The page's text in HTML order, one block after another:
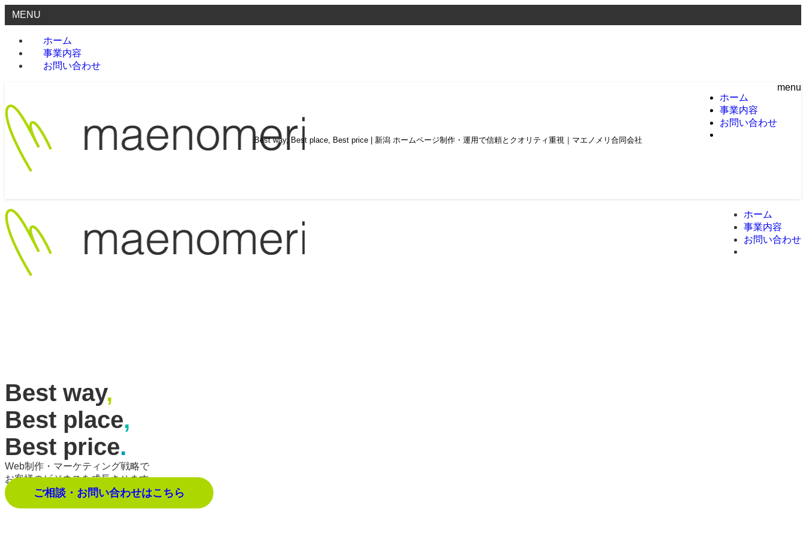
MENU
ホーム
事業内容
お問い合わせ
Best way, Best place, Best price | 新潟 ホームページ制作・運用で信頼とクオリティ重視｜マエノメリ合同会社
ホーム
事業内容
お問い合わせ
menu
ホーム
事業内容
お問い合わせ
Best way,
Best place,
Best price.
Web制作・マーケティング戦略で
お客様のビジネスを成長させます。
ご相談・お問い合わせはこちら